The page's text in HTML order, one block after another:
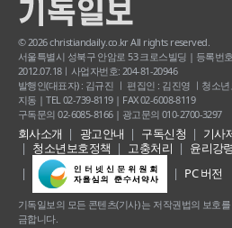
© 2026 christiandaily.co.kr All rights reserved.
서울특별시 성북구 안암로 53 크로스빌딩 | 등록번
2012.07.18ㅣ사업자번호: 204-81-20946
발행인(대표자) : 김규진 ㅣ 편집인 : 김진영 ㅣ청소
지동 | TEL 02-739-8119 | FAX 02-6008-8119
구독문의 02-6085-8166 | 광고문의 010-2700-3297
회사소개 광고안내 구독신청 기사
청소년보호정책
고충처리
윤리강령
PC 버전
기독일보의 모든 콘텐츠(기사) 는 저작권법의 보호
금합니다.